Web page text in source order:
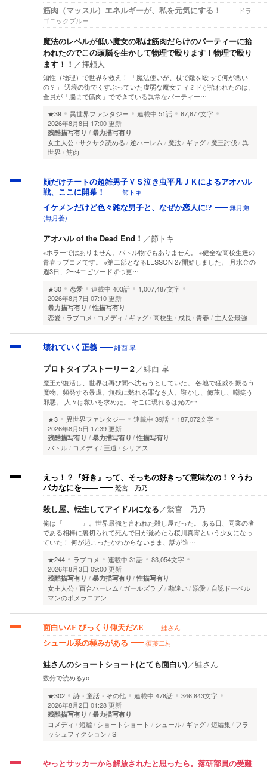
筋肉（マッスル）エネルギーが、私を元気にする！
ドラ
ゴニックブルー
魔法のレベルが低い魔女の私は筋肉だらけのパーティーに拾
われたのでこの頭脳を生かして物理で殴ります！物理で殴り
ます！！ ／拝頼人
知性（物理）で世界を救え！ 「魔法使いが、杖で敵を殴って何が悪い
の？」 辺境の街でくすぶっていた虚弱な魔女ティミドが拾われたのは、
全員が「脳まで筋肉」でできている異常なパーティー…
★39
異世界ファンタジー 連載中 51話
67,677文字
2026年8月8日 17:00 更新
残酷描写有り 暴力描写有り
女主人公 サクサク読める 逆ハーレム 魔法 ギャグ 魔王討伐 異
世界
筋肉
顔だけチートの超雑男子ＶＳ泣き虫平凡ＪＫによるアオハル
戦、ここに開幕！
節トキ
イケメンだけど色々雑な男子と、なぜか恋人に!?
無月弟
(無月蒼)
アオハル of the Dead End！ ／節トキ
※ホラーではありません。バトル物でもありません。 ※健全な高校生達の
青春ラブコメです。 ※第二部となるLESSON 27開始しました。 月水金の
週3日、2〜4エピソードずつ更…
★30
恋愛 連載中 403話
1,007,487文字
2026年8月7日 07:10 更新
暴力描写有り 性描写有り
恋愛 ラブコメ コメディ ギャグ 高校生 成長 青春 主人公最強
壊れていく正義 緋西 皐
プロトタイプストーリー２ ／緋西 皐
魔王が復活し、世界は再び闇へ沈もうとしていた。 各地で猛威を振るう
魔物。頻発する暴虐。無残に斃れる罪なき人。誑かし、侮蔑し、嘲笑う
邪悪。 人々は救いを求めた。 そこに現れるは光の…
★3
異世界ファンタジー 連載中 39話
187,072文字
2026年8月5日 17:39 更新
残酷描写有り 暴力描写有り 性描写有り
バトル コメディ 王道 シリアス
えっ！？『好き』って、そっちの好きって意味なの！？うわ
バカなにを───
鷲宮 乃乃
殺し屋、転生してアイドルになる／鷲宮 乃乃
俺は『 』。世界最強と言われた殺し屋だった。 ある日、同業の者
である相棒に裏切られて死んで目が覚めたら桜川真宵という少女になっ
ていた！ 何が起こったかわからないまま、話が進…
★244
ラブコメ 連載中 31話
83,054文字
2026年8月3日 09:00 更新
残酷描写有り 暴力描写有り 性描写有り
女主人公 百合ハーレム ガールズラブ 勘違い 溺愛
自認ドーベル
マンのポメラニアン
面白いZE びっくり仰天だZE 鮭さん
シュール系の極みがある 須藤二村
鮭さんのショートショート(とても面白い)／鮭さん
数分で読めるyo
★302
詩・童話・その他 連載中 478話
346,843文字
2026年8月2日 01:28 更新
残酷描写有り 暴力描写有り
コメディ 短編 ショートショート シュール ギャグ 短編集 フラ
ッシュフィクション
SF
やっとサッカーから解放されたと思ったら。落研部員の受難